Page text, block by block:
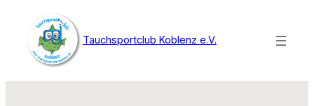
Tauchsportclub Koblenz e.V.